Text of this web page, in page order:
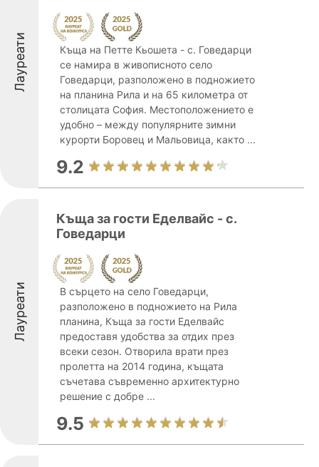
Лауреати
Къща на Петте Кьошета - с. Говедарци
се намира в живописното село
Говедарци, разположено в подножието
на планина Рила и на 65 километра от
столицата София. Местоположението е
удобно – между популярните зимни
курорти Боровец и Мальовица, както ...
9.2
Лауреати
Къща за гости Еделвайс - с.
Говедарци
В сърцето на село Говедарци,
разположено в подножието на Рила
планина, Къща за гости Еделвайс
предоставя удобства за отдих през
всеки сезон. Отворила врати през
пролетта на 2014 година, къщата
съчетава съвременно архитектурно
решение с добре ...
9.5